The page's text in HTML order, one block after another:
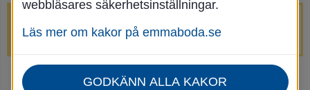
avstängda.
Startsida
Kommun & politik
webbläsares säkerhetsinställningar.
Läs mer om kakor på emmaboda.se
GODKÄNN ALLA KAKOR